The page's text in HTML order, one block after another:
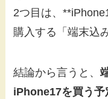
2つ目は、
購入する「端末込
結論から言うと、
iPhone17を買う